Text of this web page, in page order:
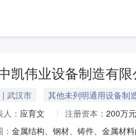
凯伟业设备制造有限
| 武汉市 其他未列明通用设备制
： 应育文 注册资本： 200万元